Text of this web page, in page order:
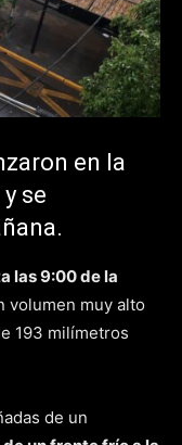
en la
se
las 9:00 de la
volumen muy alto
193 milímetros
de un